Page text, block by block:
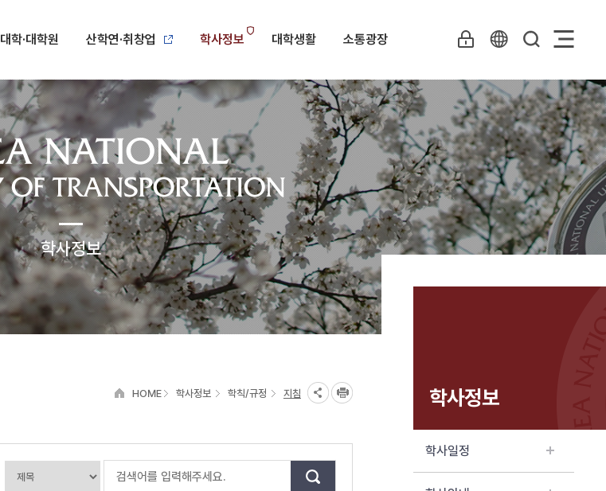
대학·대학원 산학연·취창업 학사정보 대학생활 소통광장
학사정보
학사정보
학사일정
HOME 학사정보 학칙/규정 지침